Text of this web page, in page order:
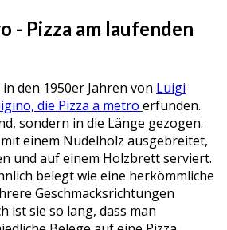
- Pizza am laufenden
den 1950er Jahren von Luigi
die Pizza a metro erfunden.
sondern in die Länge gezogen.
einem Nudelholz ausgebreitet,
und auf einem Holzbrett serviert.
belegt wie eine herkömmliche
Geschmacksrichtungen
ist sie so lang, dass man